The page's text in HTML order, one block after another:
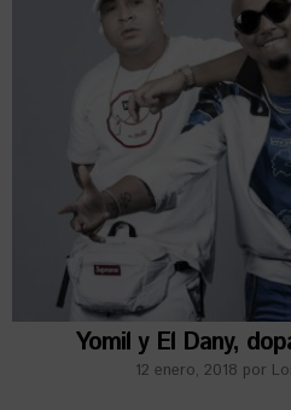
Yomil y El Dany,
12 enero, 2018 por